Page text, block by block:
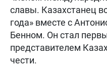
славы. Казахстанец
года» вместе с
Бенном. Он стал
представителем
чести.